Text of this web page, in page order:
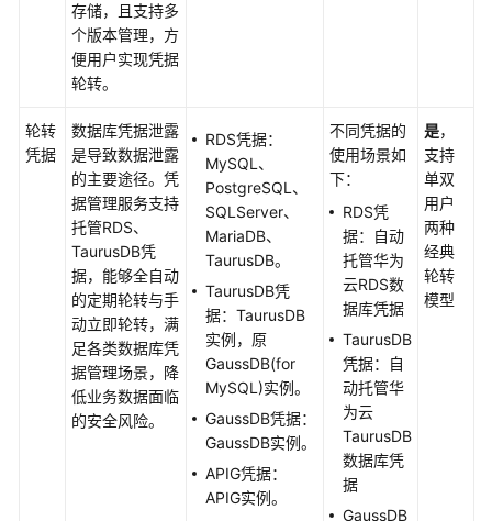
属
加
密
云
平
台
密
码
系
统
服
务
标
签
与
存储，且支持多
个版本管理，方
便用户实现凭据
轮转。
轮转
凭据
数据库凭据泄露
是导致数据泄露
的主要途径。凭
据管理服务支持
托管RDS、
TaurusDB凭
据，能够全自动
的定期轮转与手
动立即轮转，满
足各类数据库凭
据管理场景，降
低业务数据面临
的安全风险。
RDS凭据：
MySQL、
PostgreSQL、
SQLServer、
MariaDB、
TaurusDB。
TaurusDB凭
据：TaurusDB
实例，原
GaussDB(for
MySQL)实例。
GaussDB凭据：
GaussDB实例。
APIG凭据：
APIG实例。
不同凭据的
使用场景如
下：
RDS凭
据：自动
托管华为
云RDS数
据库凭据
TaurusDB
凭据：自
动托管华
为云
TaurusDB
数据库凭
据
GaussDB
是，
支持
单双
用户
两种
经典
轮转
模型